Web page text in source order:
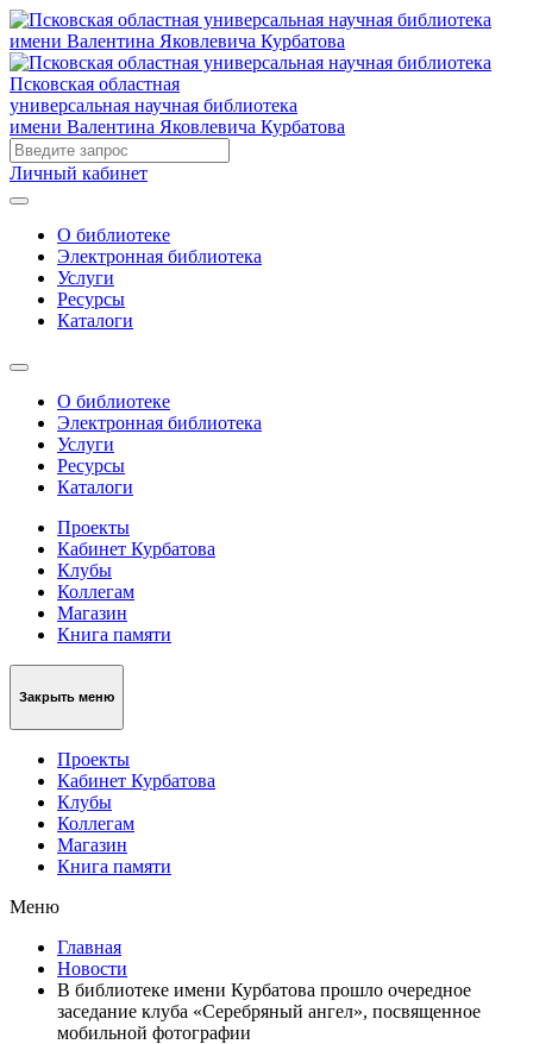
Псковская областная
универсальная научная библиотека
имени Валентина Яковлевича Курбатова
Личный кабинет
О библиотеке
Электронная библиотека
Услуги
Ресурсы
Каталоги
О библиотеке
Электронная библиотека
Услуги
Ресурсы
Каталоги
Проекты
Кабинет Курбатова
Клубы
Коллегам
Магазин
Книга памяти
Закрыть меню
Проекты
Кабинет Курбатова
Клубы
Коллегам
Магазин
Книга памяти
Меню
Главная
Новости
В библиотеке имени Курбатова прошло очередное
заседание клуба «Серебряный ангел», посвященное
мобильной фотографии